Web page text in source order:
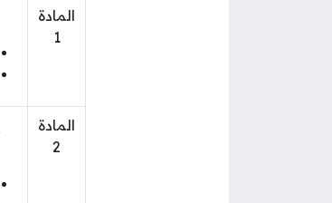
المادة
1
المادة
2